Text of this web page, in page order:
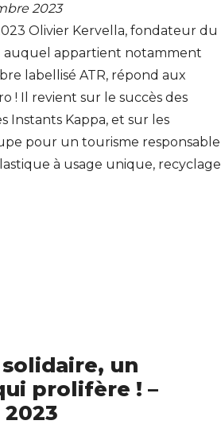
2023
Olivier Kervella, fondateur du
auquel appartient notamment
labellisé ATR, répond aux
! Il revient sur le succès des
Instants Kappa, et sur les
pour un tourisme responsable
à usage unique, recyclage
un
prolifère ! –